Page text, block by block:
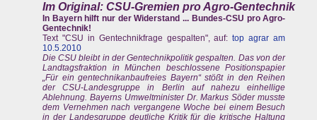
Im Original: CSU-Gremien pro Agro-Gentechnik
In Bayern hilft nur der Widerstand ... Bundes-CSU pro Agro-
Gentechnik!
Text "CSU in Gentechnikfrage gespalten", auf:top agrar am
10.5.2010
Die CSU bleibt in der Gentechnikpolitik gespalten. Das von der
Landtagsfraktion in München beschlossene Positionspapier
„Für ein gentechnikanbaufreies Bayern“ stößt in den Reihen
der CSU-Landesgruppe in Berlin auf nahezu einhellige
Ablehnung. Bayerns Umweltminister Dr. Markus Söder musste
dem Vernehmen nach vergangene Woche bei einem Besuch
in der Landesgruppe deutliche Kritik für die kritische Haltung